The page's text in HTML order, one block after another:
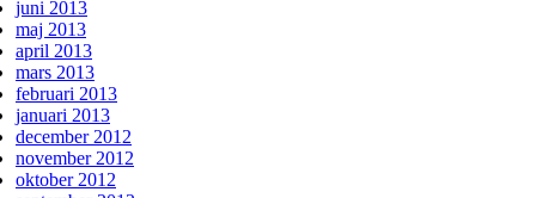
juni 2013
maj 2013
april 2013
mars 2013
februari 2013
januari 2013
december 2012
november 2012
oktober 2012